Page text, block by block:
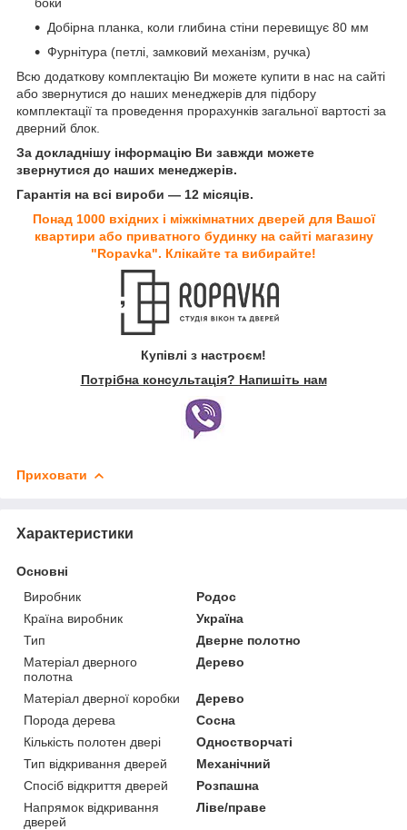
боки
Добірна планка, коли глибина стіни перевищує 80 мм
Фурнітура (петлі, замковий механізм, ручка)
Всю додаткову комплектацію Ви можете купити в нас на сайті
або звернутися до наших менеджерів для підбору
комплектації та проведення прорахунків загальної вартості за
дверний блок.
За докладнішу інформацію Ви завжди можете
звернутися до наших менеджерів.
Гарантія на всі вироби — 12 місяців.
Понад 1000 вхідних і міжкімнатних дверей для Вашої
квартири або приватного будинку на сайті магазину
"Ropavka". Клікайте та вибирайте!
Купівлі з настроєм!
Потрібна консультація? Напишіть нам
Приховати
Характеристики
Основні
Виробник
Родос
Країна виробник
Україна
Тип
Дверне полотно
Матеріал дверного
полотна
Дерево
Матеріал дверної коробки
Дерево
Порода дерева
Сосна
Кількість полотен двері
Одностворчаті
Тип відкривання дверей
Механічний
Спосіб відкриття дверей
Розпашна
Напрямок відкривання
дверей
Ліве/праве